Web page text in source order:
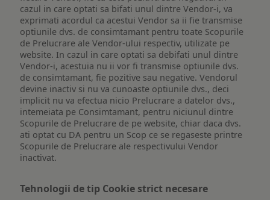
cazul in care optati sa bifati unul dintre Vendor-i, va
exprimati acordul ca acestui Vendor sa ii fie transmise
optiunile dvs. de consimtamant pentru toate Scopurile
de Prelucrare ale Vendor-ului respectiv, utilizate pe
website. In cazul in care optati sa debifati unul dintre
Vendor-i, acestuia nu ii vor fi transmise optiunile dvs.
de consimtamant, fie pozitive sau negative. Vendorul
devine inactiv si nu va cunoaste optiunile dvs., deci
implicit nu va efectua nicio Prelucrare a datelor dvs.,
intemeiata pe Consimtamant, pentru niciunul dintre
Scopurile de Prelucrare de pe website, chiar daca dvs.
ati optat cu DA pentru un Scop ce se regaseste printre
Scopurile de Prelucrare ale respectivului Vendor
inactivat.
Tehnologii de tip Cookie strict necesare